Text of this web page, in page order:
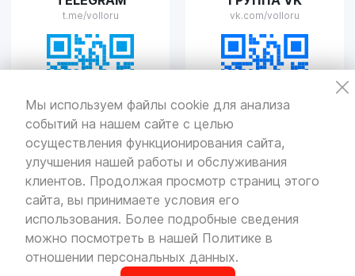
Мы используем файлы cookie для анализа
событий на нашем сайте с целью
осуществления функционирования сайта,
улучшения нашей работы и обслуживания
клиентов. Продолжая просмотр страниц этого
сайта, вы принимаете условия его
использования. Более подробные сведения
можно посмотреть в нашей Политике в
отношении персональных данных.
t.me/volloru vk.com/volloru
© Все права защищены. Информация сайта защищена законом
об авторских правах.
Политикаконфиденциальности
Разработкаи продвижение — «SeoOlimp»